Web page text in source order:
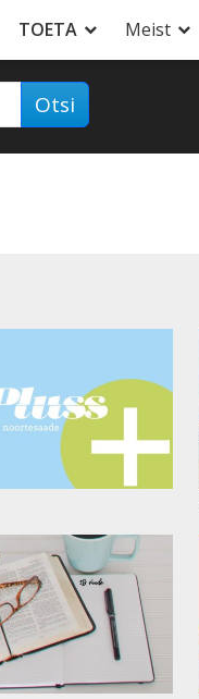
TOETA Meist
Otsi